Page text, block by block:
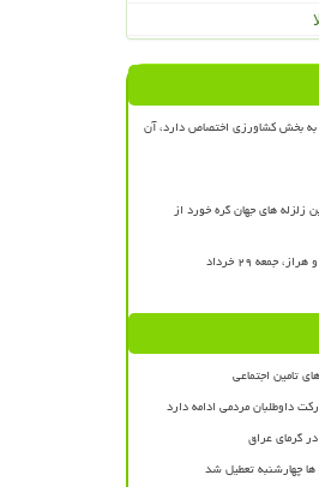
بخش کشاورزی اختصاص دارد، آن
زلزله های جهان گره خورد از
جمعه ۲۹ خرداد
تامین اجتماعی
داوطلبان مردمی ادامه دارد
گرمای عراق
ها چهارشنبه تعطیل شد